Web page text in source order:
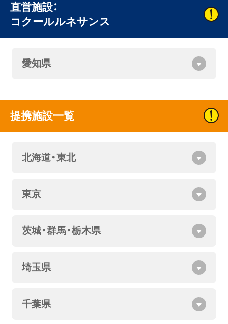
直営施設：
コクールルネサンス
愛知県
提携施設一覧
北海道・東北
東京
茨城・群馬・栃木県
埼玉県
千葉県